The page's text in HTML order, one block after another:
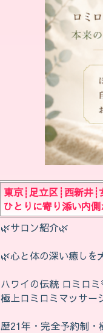
東京┊︎足立区┊︎西新井
ひとりに寄り添い内
🌿‬サロン紹介🌿‬
🌿‬心と体の深い癒しを
ハワイの伝統 ロミロミ
極上ロミロミマッサー
歴21年・完全予約制